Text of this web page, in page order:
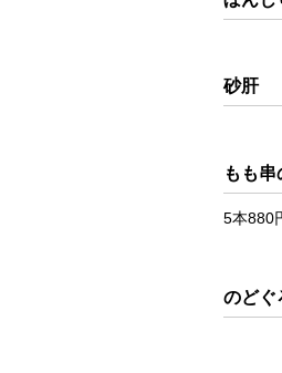
砂肝
もも串
5本880
のどぐ